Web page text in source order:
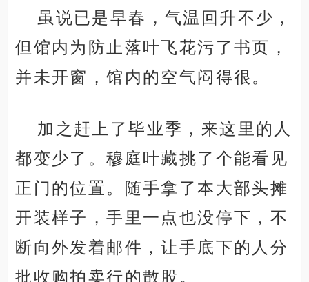
虽说已是早春，气温回升不少，
但馆内为防止落叶飞花污了书页，
并未开窗，馆内的空气闷得很。
加之赶上了毕业季，来这里的人
都变少了。穆庭叶藏挑了个能看见
正门的位置。随手拿了本大部头摊
开装样子，手里一点也没停下，不
断向外发着邮件，让手底下的人分
批收购拍卖行的散股。